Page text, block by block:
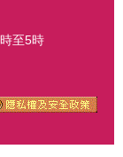
至5時